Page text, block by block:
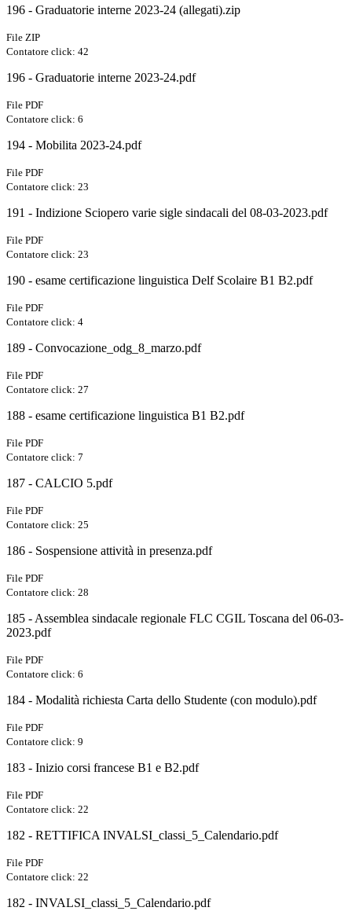
196 - Graduatorie interne 2023-24 (allegati).zip
File ZIP
Contatore click: 42
196 - Graduatorie interne 2023-24.pdf
File PDF
Contatore click: 6
194 - Mobilita 2023-24.pdf
File PDF
Contatore click: 23
191 - Indizione Sciopero varie sigle sindacali del 08-03-2023.pdf
File PDF
Contatore click: 23
190 - esame certificazione linguistica Delf Scolaire B1 B2.pdf
File PDF
Contatore click: 4
189 - Convocazione_odg_8_marzo.pdf
File PDF
Contatore click: 27
188 - esame certificazione linguistica B1 B2.pdf
File PDF
Contatore click: 7
187 - CALCIO 5.pdf
File PDF
Contatore click: 25
186 - Sospensione attività in presenza.pdf
File PDF
Contatore click: 28
185 - Assemblea sindacale regionale FLC CGIL Toscana del 06-03-
2023.pdf
File PDF
Contatore click: 6
184 - Modalità richiesta Carta dello Studente (con modulo).pdf
File PDF
Contatore click: 9
183 - Inizio corsi francese B1 e B2.pdf
File PDF
Contatore click: 22
182 - RETTIFICA INVALSI_classi_5_Calendario.pdf
File PDF
Contatore click: 22
182 - INVALSI_classi_5_Calendario.pdf